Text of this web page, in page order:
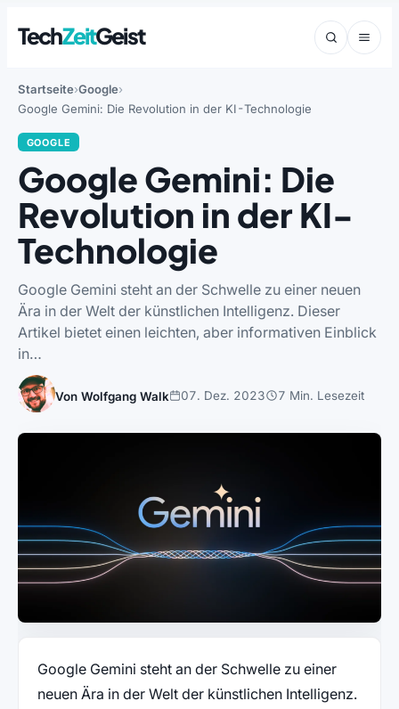
TechZeitGeist
Startseite Google
Google Gemini: Die Revolution in der KI-Technologie
GOOGLE
Google Gemini: Die
Revolution in der KI-
Technologie
Google Gemini steht an der Schwelle zu einer neuen
Ära in der Welt der künstlichen Intelligenz. Dieser
Artikel bietet einen leichten, aber informativen Einblick
in…
Von Wolfgang Walk 07. Dez. 2023 7 Min. Lesezeit
Google Gemini steht an der Schwelle zu einer
neuen Ära in der Welt der künstlichen Intelligenz.